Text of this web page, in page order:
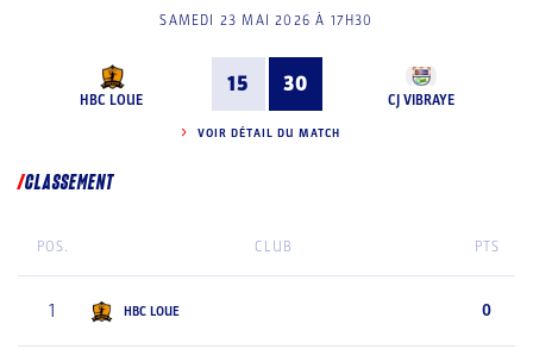
SAMEDI 23 MAI 2026 À 17H30
HBC LOUE
15 30
CJ VIBRAYE
VOIR DÉTAIL DU MATCH
CLASSEMENT
POS. CLUB PTS
1 HBC LOUE 0